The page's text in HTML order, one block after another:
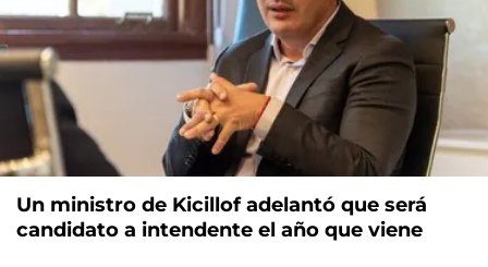
Un ministro de Kicillof adelantó que será
candidato a intendente el año que viene